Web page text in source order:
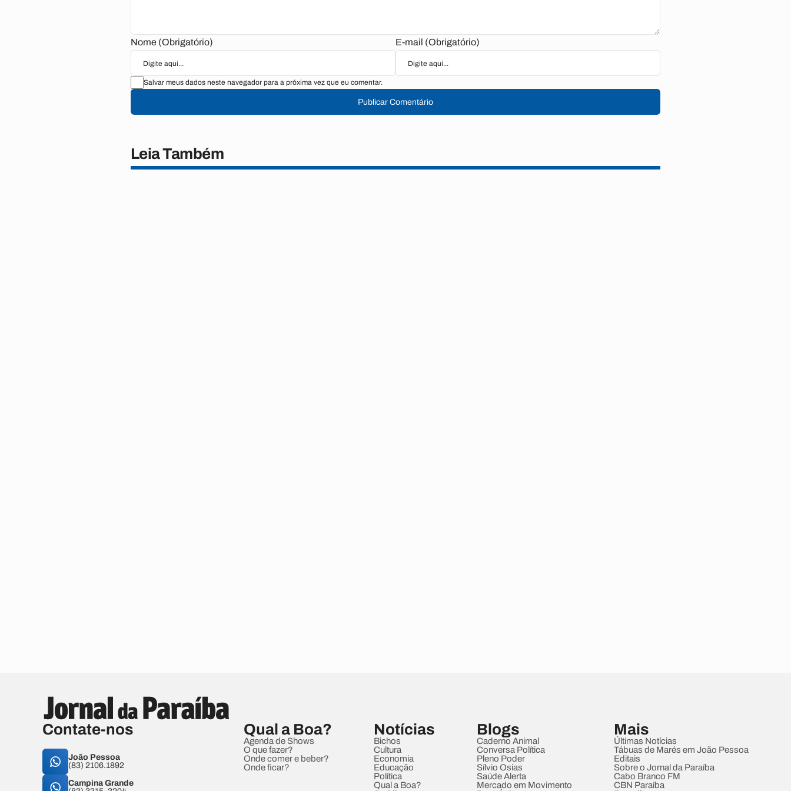
Nome (Obrigatório) E-mail (Obrigatório)
Salvar meus dados neste navegador para a próxima vez que eu comentar.
Publicar Comentário
Leia Também
Contate-nos
João Pessoa
(83) 2106.1892
Campina Grande
Qual a Boa?
Agenda de Shows
O que fazer?
Onde comer e beber?
Onde ficar?
Notícias
Bichos
Cultura
Economia
Educação
Política
Qual a Boa?
Blogs
Caderno Animal
Conversa Política
Pleno Poder
Sílvio Osias
Saúde Alerta
Mercado em Movimento
Mais
Últimas Notícias
Tábuas de Marés em João Pessoa
Editais
Sobre o Jornal da Paraíba
Cabo Branco FM
CBN Paraíba